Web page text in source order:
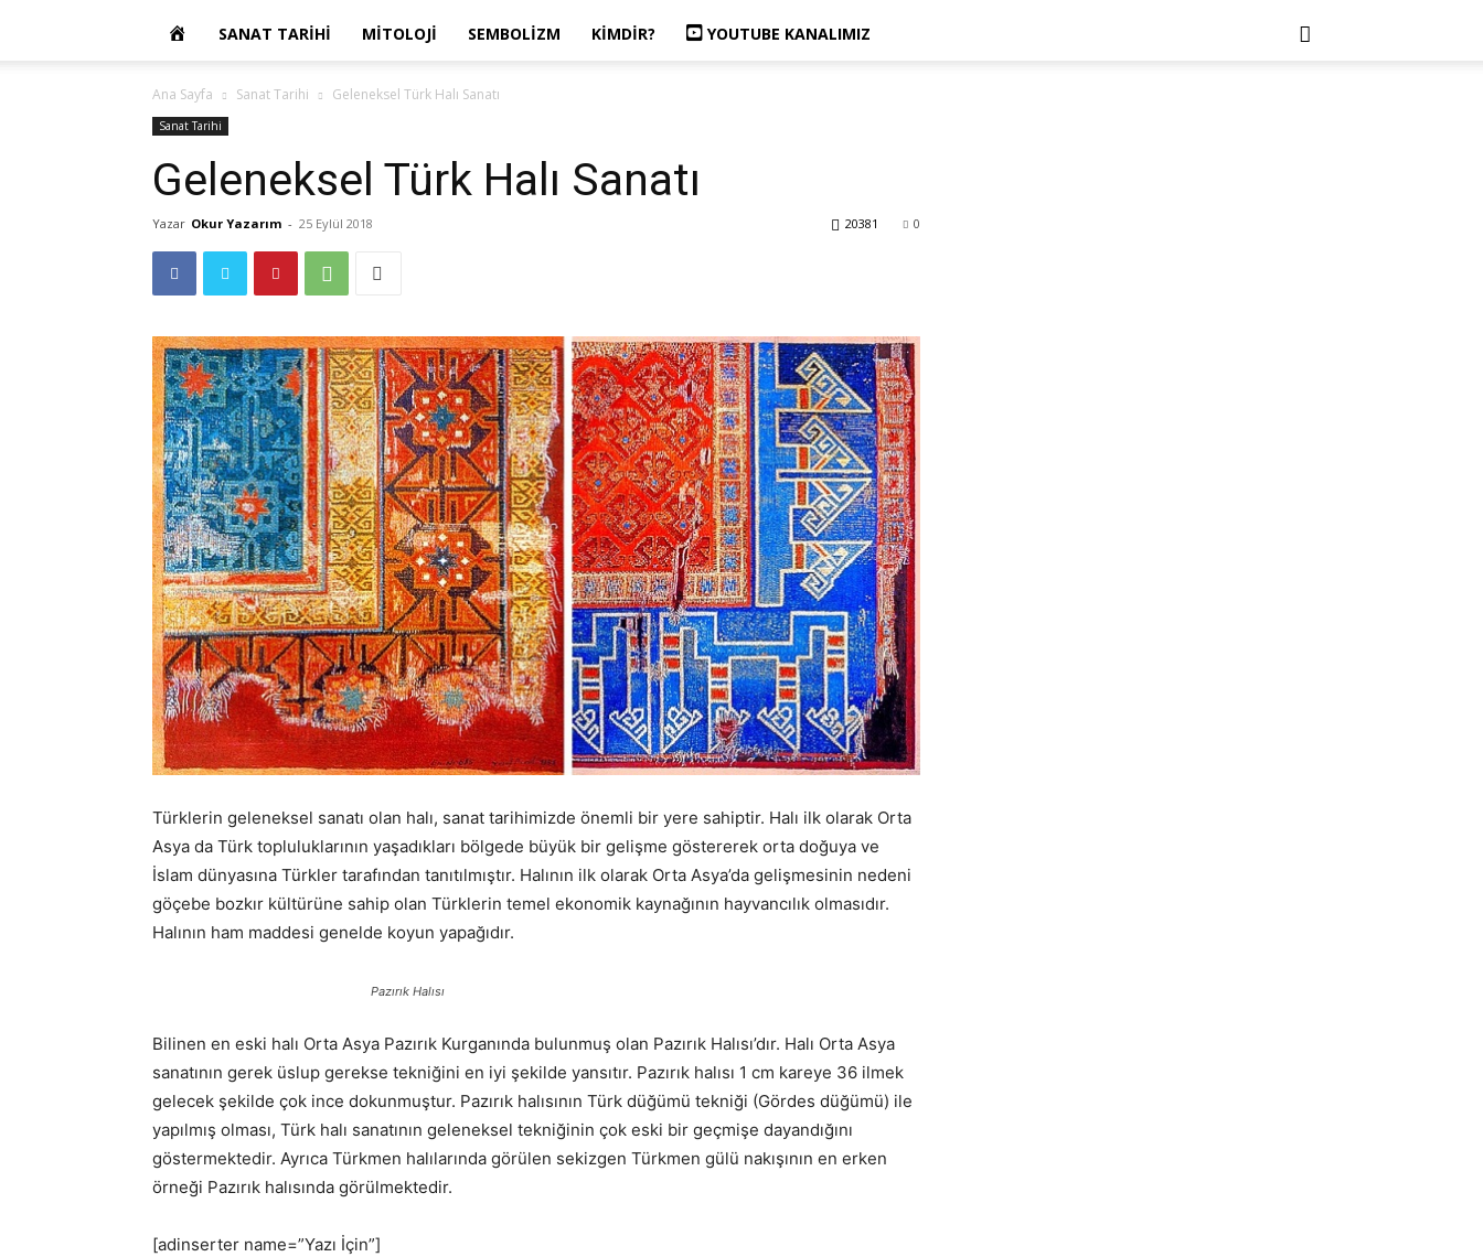
OKUR
YAZARIM
SANAT TARIHI MITOLOJI SEMBOLIZM KIMDIR? YOUTUBE KANALIMIZ
Ana Sayfa Sanat Tarihi Geleneksel Türk Halı Sanatı
Sanat Tarihi
Geleneksel Türk Halı Sanatı
Yazar Okur Yazarım - 25 Eylül 2018 0
20381
Türklerin geleneksel sanatı olan halı, sanat tarihimizde önemli bir yere sahiptir. Halı ilk olarak Orta
Asya da Türk topluluklarının yaşadıkları bölgede büyük bir gelişme göstererek orta doğuya ve
İslam dünyasına Türkler tarafından tanıtılmıştır. Halının ilk olarak Orta Asya’da gelişmesinin nedeni
göçebe bozkır kültürüne sahip olan Türklerin temel ekonomik kaynağının hayvancılık olmasıdır.
Halının ham maddesi genelde koyun yapağıdır.
Pazırık Halısı
Bilinen en eski halı Orta Asya Pazırık Kurganında bulunmuş olan Pazırık Halısı’dır. Halı Orta Asya
sanatının gerek üslup gerekse tekniğini en iyi şekilde yansıtır. Pazırık halısı 1 cm kareye 36 ilmek
gelecek şekilde çok ince dokunmuştur. Pazırık halısının Türk düğümü tekniği (Gördes düğümü) ile
yapılmış olması, Türk halı sanatının geleneksel tekniğinin çok eski bir geçmişe dayandığını
göstermektedir. Ayrıca Türkmen halılarında görülen sekizgen Türkmen gülü nakışının en erken
örneği Pazırık halısında görülmektedir.
[adinserter name=”Yazı İçin”]